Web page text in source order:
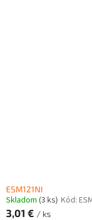
ESM121NI
Skladom (3 ks) Kód:
3,01 € / ks